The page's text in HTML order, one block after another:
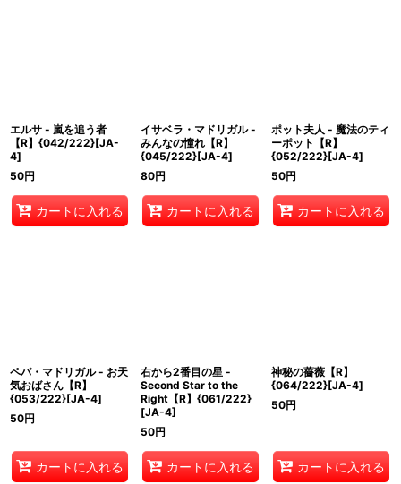
エルサ - 嵐を追う者
【R】{042/222}[JA-
4]
50円
カートに入れる
イサベラ・マドリガル -
みんなの憧れ【R】
{045/222}[JA-4]
80円
カートに入れる
ポット夫人 - 魔法のティ
ーポット【R】
{052/222}[JA-4]
50円
カートに入れる
ペパ・マドリガル - お天
気おばさん【R】
{053/222}[JA-4]
50円
カートに入れる
右から2番目の星 -
Second Star to the
Right【R】{061/222}
[JA-4]
50円
カートに入れる
神秘の薔薇【R】
{064/222}[JA-4]
50円
カートに入れる